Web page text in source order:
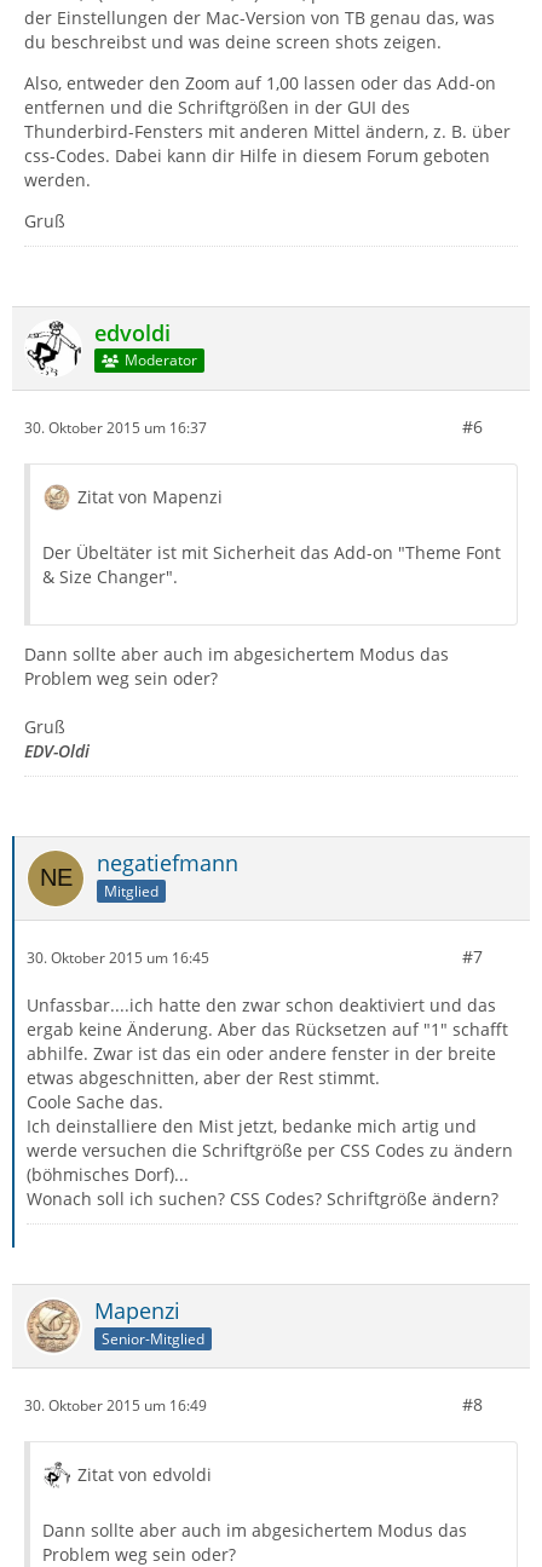
der Einstellungen der Mac-Version von TB genau das, was
du beschreibst und was deine screen shots zeigen.
Also, entweder den Zoom auf 1,00 lassen oder das Add-on
entfernen und die Schriftgrößen in der GUI des
Thunderbird-Fensters mit anderen Mittel ändern, z. B. über
css-Codes. Dabei kann dir Hilfe in diesem Forum geboten
werden.
Gruß
edvoldi
Moderator
30. Oktober 2015 um 16:37 #6
Zitat von Mapenzi
Der Übeltäter ist mit Sicherheit das Add-on "Theme Font
& Size Changer".
Dann sollte aber auch im abgesichertem Modus das
Problem weg sein oder?
Gruß
EDV-Oldi
negatiefmann
Mitglied
30. Oktober 2015 um 16:45 #7
Unfassbar....ich hatte den zwar schon deaktiviert und das
ergab keine Änderung. Aber das Rücksetzen auf "1" schafft
abhilfe. Zwar ist das ein oder andere fenster in der breite
etwas abgeschnitten, aber der Rest stimmt.
Coole Sache das.
Ich deinstalliere den Mist jetzt, bedanke mich artig und
werde versuchen die Schriftgröße per CSS Codes zu ändern
(böhmisches Dorf)...
Wonach soll ich suchen? CSS Codes? Schriftgröße ändern?
Mapenzi
Senior-Mitglied
30. Oktober 2015 um 16:49 #8
Zitat von edvoldi
Dann sollte aber auch im abgesichertem Modus das
Problem weg sein oder?